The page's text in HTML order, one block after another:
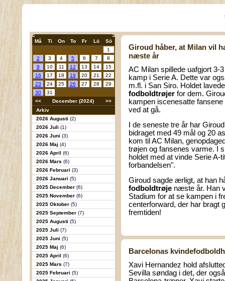
Må Ti On To Fr Lö
Sö
1
2
3 4 5 6 7
8
9
10 11 12 13 14
15
16
17 18 19 20 21
22
23
24 25 26 27 28
29
30
31
<<
December (2024)
>>
Arkiv
2026 Augusti (2)
2026 Juli (1)
2026 Juni (3)
2026 Maj (4)
2026 April (6)
2026 Mars (6)
2026 Februari (3)
2026 Januari (5)
2025 December (6)
2025 November (6)
2025 Oktober (5)
2025 September (7)
2025 Augusti (5)
2025 Juli (7)
2025 Juni (5)
2025 Maj (6)
2025 April (6)
2025 Mars (7)
2025 Februari (5)
Giroud håber, at Milan vil
næste år
AC Milan spillede uafgjort 3-
kamp i Serie A. Dette var
m.fl. i San Siro. Holdet
fodboldtrøjer for dem.
kampen iscenesatte
ved at gå.
I de seneste tre år har
bidraget med 49 mål og 20
kom til AC Milan,
trøjen og fansenes varme. I
holdet med at vinde Serie A-
forbandelsen".
Giroud sagde ærligt, at han
fodboldtrøje næste år. Han
Stadium for at se kampen i
centerforward, der har bragt
fremtiden!
Barcelonas
Xavi Hernandez hold
Sevilla søndag i det, der